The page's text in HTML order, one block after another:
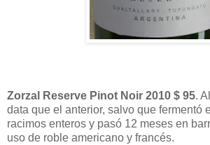
Zorzal Reserve Pinot Noir 2010 $ 95.
data que el anterior, salvo que fermentó
racimos enteros y pasó 12 meses en
uso de roble americano y francés.